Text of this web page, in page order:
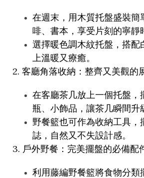
在週末，用木質托盤盛裝簡
啡、書本，享受片刻的寧靜
選擇暖色調木紋托盤，搭配
上溫暖又療癒。
2. 客廳角落收納：整齊又美觀的
在客廳茶几放上一個托盤，
瓶、小飾品，讓茶几瞬間升
野餐籃也可作為收納工具，
誌，自然又不失設計感。
3. 戶外野餐：完美擺盤的必備配
利用藤編野餐籃將食物分類